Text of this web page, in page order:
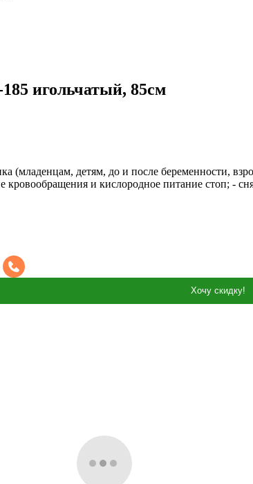
игольчатый, 85см
(младенцам, детям, до и после беременности,
кровообращения и кислородное питание стоп; -
Хочу скидку!